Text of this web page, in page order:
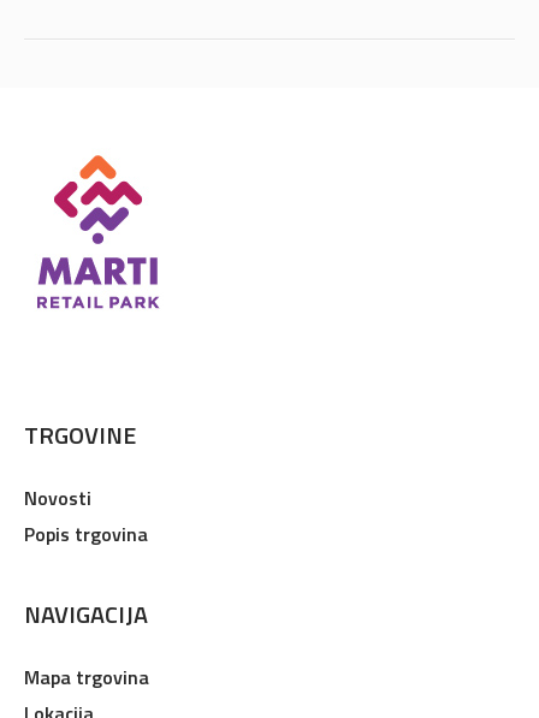
TRGOVINE
Novosti
Popis trgovina
NAVIGACIJA
Mapa trgovina